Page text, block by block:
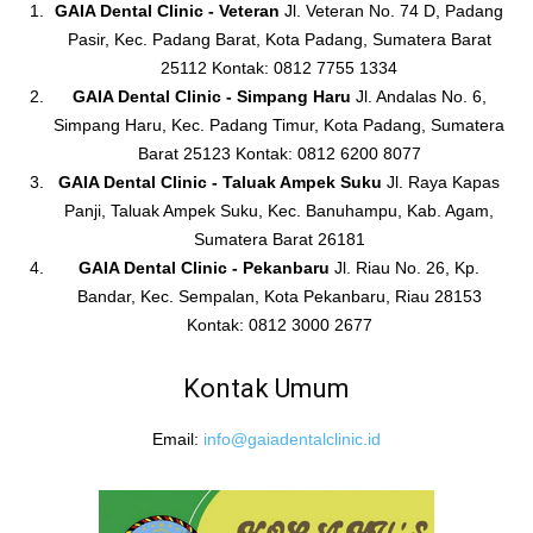
GAIA Dental Clinic - Veteran Jl. Veteran No. 74 D, Padang
Pasir, Kec. Padang Barat, Kota Padang, Sumatera Barat
25112 Kontak: 0812 7755 1334
GAIA Dental Clinic - Simpang Haru Jl. Andalas No. 6,
Simpang Haru, Kec. Padang Timur, Kota Padang, Sumatera
Barat 25123 Kontak: 0812 6200 8077
GAIA Dental Clinic - Taluak Ampek Suku Jl. Raya Kapas
Panji, Taluak Ampek Suku, Kec. Banuhampu, Kab. Agam,
Sumatera Barat 26181
GAIA Dental Clinic - Pekanbaru Jl. Riau No. 26, Kp.
Bandar, Kec. Sempalan, Kota Pekanbaru, Riau 28153
Kontak: 0812 3000 2677
Kontak Umum
Email: info@gaiadentalclinic.id